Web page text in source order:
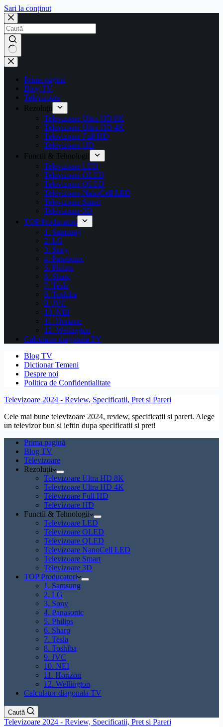
Sari la conținut
Prima pagină
Blog TV
Televizoare
Rezoluţii
Televizoare Ultra HD 8K
Televizoare Ultra HD 4K
Televizoare Full HD
Televizoare HD
Functii & Tehnologii
Televizoare LED
Televizoare OLED
Televizoare QLED
Televizoare NanoCell LED
Televizoare Smart
Televizoare 3D
TOP Producatori
1. Samsung
2. LG
3. Sony
4. Panasonic
5. Philips
6. Sharp
7. Tesla
8. Toshiba
9. JVC
10. NEI
11. Horizon
12. Wellington
Calculator diagonala TV
Blog TV
Dictionar Temeni
Despre noi
Politica de Confidentialitate
Televizoare 2024 - Review, Specificatii, Pret si Pareri
Cele mai bune televizoare 2024, review, specificatii si pareri. Alege
un televizor bun si ieftin dupa specificatii si pret!
Prima pagină
Blog TV
Televizoare
Rezoluţii
Televizoare Ultra HD 8K
Televizoare Ultra HD 4K
Televizoare Full HD
Televizoare HD
Functii & Tehnologii
Televizoare LED
Televizoare OLED
Televizoare QLED
Televizoare NanoCell LED
Televizoare Smart
Televizoare 3D
TOP Producatori
1. Samsung
2. LG
3. Sony
4. Panasonic
5. Philips
6. Sharp
7. Tesla
8. Toshiba
9. JVC
10. NEI
11. Horizon
12. Wellington
Calculator diagonala TV
Caută
Televizoare 2024 - Review, Specificatii, Pret si Pareri